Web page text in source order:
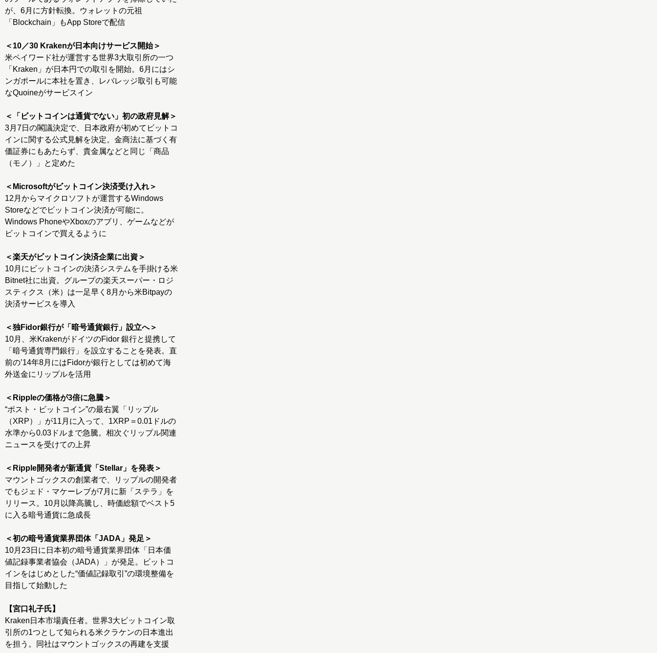
が、6月に方針転換。ウォレットの元祖
「Blockchain」もApp Storeで配信
＜10／30 Krakenが日本向けサービス開始＞
米ペイワード社が運営する世界3大取引所の一つ
「Kraken」が日本円での取引を開始。6月にはシ
ンガポールに本社を置き、レバレッジ取引も可能
なQuoineがサービスイン
＜「ビットコインは通貨でない」初の政府見解＞
3月7日の閣議決定で、日本政府が初めてビットコ
インに関する公式見解を決定。金商法に基づく有
価証券にもあたらず、貴金属などと同じ「商品
（モノ）」と定めた
＜Microsoftがビットコイン決済受け入れ＞
12月からマイクロソフトが運営するWindows
Storeなどでビットコイン決済が可能に。
Windows PhoneやXboxのアブリ、ゲームなどが
ビットコインで買えるように
＜楽天がビットコイン決済企業に出資＞
10月にビットコインの決済システムを手掛ける米
Bitnet社に出資。グループの楽天スーパー・ロジ
スティクス（米）は一足早く8月から米Bitpayの
決済サービスを導入
＜独Fidor銀行が「暗号通貨銀行」設立へ＞
10月、米KrakenがドイツのFidor 銀行と提携して
「暗号通貨専門銀行」を設立することを発表。直
前の’14年8月にはFidorが銀行としては初めて海
外送金にリップルを活用
＜Rippleの価格が3倍に急騰＞
“ポスト・ビットコイン”の最右翼「リップル
（XRP）」が11月に入って、1XRP＝0.01ドルの
水準から0.03ドルまで急騰。相次ぐリップル関連
ニュースを受けての上昇
＜Ripple開発者が新通貨「Stellar」を発表＞
マウントゴックスの創業者で、リップルの開発者
でもジェド・マケーレブが7月に新「ステラ」を
リリース。10月以降高騰し、時価総額でベスト5
に入る暗号通貨に急成長
＜初の暗号通貨業界団体「JADA」発足＞
10月23日に日本初の暗号通貨業界団体「日本価
値記録事業者協会（JADA）」が発足。ビットコ
インをはじめとした“価値記録取引”の環境整備を
目指して始動した
【宮口礼子氏】
Kraken日本市場責任者。世界3大ビットコイン取
引所の1つとして知られる米クラケンの日本進出
を担う。同社はマウントゴックスの再建を支援